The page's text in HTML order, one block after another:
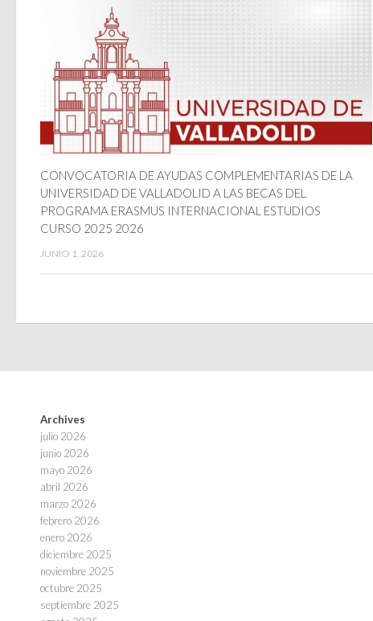
CONVOCATORIA DE AYUDAS COMPLEMENTARIAS DE LA
UNIVERSIDAD DE VALLADOLID A LAS BECAS DEL
PROGRAMA ERASMUS INTERNACIONAL ESTUDIOS
CURSO 2025 2026
JUNIO 1, 2026
Archives
julio 2026
junio 2026
mayo 2026
abril 2026
marzo 2026
febrero 2026
enero 2026
diciembre 2025
noviembre 2025
octubre 2025
septiembre 2025